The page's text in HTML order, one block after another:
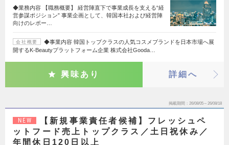
◆業務内容 【職務概要】 経営陣直下で事業成長を支える“経
営参謀ポジション” 事業企画として、韓国本社および経営陣
向けのレポー…
会社概要
◆事業内容 韓国トップクラスの人気コスメブランドを日本市場へ展
開するK-Beautyプラットフォーム企業 株式会社Gooda…
興味あり 詳細へ
掲載期間 26/08/05～26/08/18
NEW
【新規事業責任者候補】フレッシュペ
ットフード売上トップクラス／土日祝休み／
年間休日120日以上